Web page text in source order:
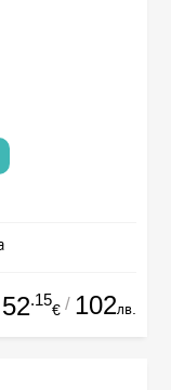
52.15
€ / 102лв.